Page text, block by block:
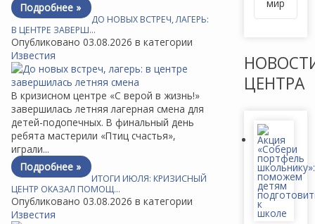
Подробнее »
ДО НОВЫХ ВСТРЕЧ, ЛАГЕРЬ:
В ЦЕНТРЕ ЗАВЕРШ…
Опубликовано 03.08.2026 в категории
Известия
В кризисном центре «С верой в жизнь!»
завершилась летняя лагерная смена для
детей-подопечных. В финальный день
ребята мастерили «Птиц счастья»,
играли...
Подробнее »
ИТОГИ ИЮЛЯ: КРИЗИСНЫЙ
ЦЕНТР ОКАЗАЛ ПОМОЩ…
Опубликовано 03.08.2026 в категории
Известия
ЦЕНТРА